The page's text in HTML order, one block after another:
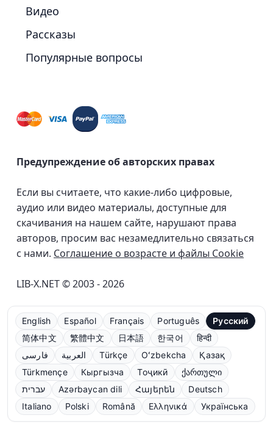
Видео
Рассказы
Популярные вопросы
Предупреждение об авторских правах
Если вы считаете, что какие-либо цифровые,
аудио или видео материалы, доступные для
скачивания на нашем сайте, нарушают права
авторов, просим вас незамедлительно связаться
с нами. Соглашение о возрасте и файлы Cookie
LIB-X.NET © 2003 - 2026
English Español Français Português
Русский
简体中文
繁體中文 日本語 한국어
हिन्दी
فارسی
العربية Türkçe Oʻzbekcha
Қазақ
Türkmençe
Кыргызча Тоҷикӣ
ქართული
עברית
Azərbaycan dili Հայերեն
Deutsch
Italiano
Polski Română Ελληνικά Українська